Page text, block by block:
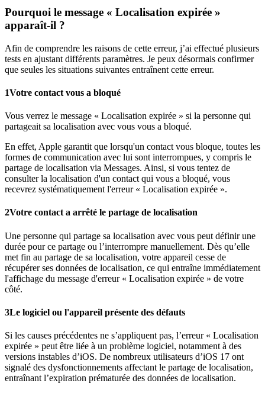
Pourquoi le message « Localisation expirée »
apparaît-il ?
Afin de comprendre les raisons de cette erreur, j’ai effectué plusieurs
tests en ajustant différents paramètres. Je peux désormais confirmer
que seules les situations suivantes entraînent cette erreur.
1Votre contact vous a bloqué
Vous verrez le message « Localisation expirée » si la personne qui
partageait sa localisation avec vous vous a bloqué.
En effet, Apple garantit que lorsqu'un contact vous bloque, toutes les
formes de communication avec lui sont interrompues, y compris le
partage de localisation via Messages. Ainsi, si vous tentez de
consulter la localisation d'un contact qui vous a bloqué, vous
recevrez systématiquement l'erreur « Localisation expirée ».
2Votre contact a arrêté le partage de localisation
Une personne qui partage sa localisation avec vous peut définir une
durée pour ce partage ou l’interrompre manuellement. Dès qu’elle
met fin au partage de sa localisation, votre appareil cesse de
récupérer ses données de localisation, ce qui entraîne immédiatement
l'affichage du message d'erreur « Localisation expirée » de votre
côté.
3Le logiciel ou l'appareil présente des défauts
Si les causes précédentes ne s’appliquent pas, l’erreur « Localisation
expirée » peut être liée à un problème logiciel, notamment à des
versions instables d’iOS. De nombreux utilisateurs d’iOS 17 ont
signalé des dysfonctionnements affectant le partage de localisation,
entraînant l’expiration prématurée des données de localisation.